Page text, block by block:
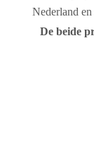
Nederland
De beide